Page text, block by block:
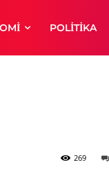
POLITIKA
269